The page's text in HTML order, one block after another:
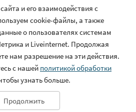
данных
и его взаимодействия с
cookie-файлы, а также
о пользователях системам
и Liveinternet. Продолжая
нам разрешение на эти действия.
с нашей политикой обработки
узнать больше.
Продолжить